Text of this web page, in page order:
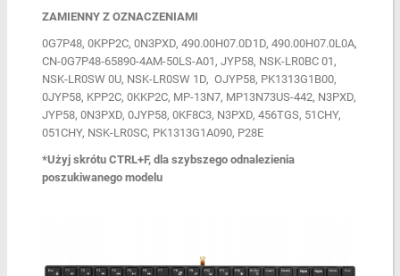
ZAMIENNY Z OZNACZENIAMI
0G7P48, 0KPP2C, 0N3PXD, 490.00H07.0D1D, 490.00H07.0L0A,
CN-0G7P48-65890-4AM-50LS-A01, JYP58, NSK-LR0BC 01,
NSK-LR0SW 0U, NSK-LR0SW 1D, OJYP58, PK1313G1B00,
0JYP58, KPP2C, 0KKP2C, MP-13N7, MP13N73US-442, N3PXD,
JYP58, 0N3PXD, 0JYP58, 0KF8C3, N3PXD, 456TGS, 51CHY,
051CHY, NSK-LR0SC, PK1313G1A090, P28E
*Użyj skrótu CTRL+F, dla szybszego odnalezienia
poszukiwanego modelu